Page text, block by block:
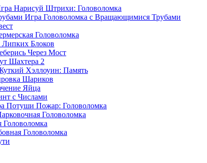
Нарисуй Штрихи: Головоломка
Игра Головоломка с Вращающимися Трубами
Головоломка
Липких Блоков
Через Мост
Шахтера 2
Хэллоуин: Память
Шариков
Яйца
с Числами
Потуши Пожар: Головоломка
Головоломка
Головоломка
Головоломка